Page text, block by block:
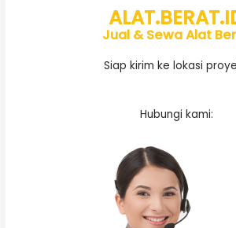
Jual & Sewa Alat
Siap kirim ke lokasi
Hubungi kami: